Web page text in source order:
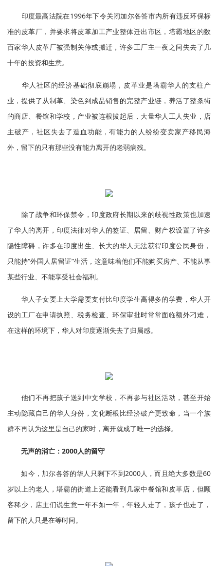
印度最高法院在1996年下令关闭加尔各答市内所有违反环保标
准的皮革厂，并要求将皮革加工产业整体迁出市区，塔霸地区的数
百家华人皮革厂被强制关停或搬迁，许多工厂主一夜之间失去了几
十年的投资和生意。
华人社区的经济基础彻底崩塌，皮革业是塔霸华人的支柱产
业，提供了从制革、染色到成品销售的完整产业链，养活了整条街
的商店、餐馆和学校，产业被连根拔起后，大量华人工人失业，店
主破产，社区失去了造血功能，有能力的人纷纷变卖家产移民海
外，留下的只有那些没有能力离开的老弱病残。
除了战争和环保禁令，印度政府长期以来的歧视性政策也加速
了华人的离开，印度法律对华人的签证、居留、财产权设置了许多
隐性障碍，许多在印度出生、长大的华人无法获得印度公民身份，
只能持“外国人居留证”生活，这意味着他们不能购买房产、不能从事
某些行业、不能享受社会福利。
华人子女要上大学需要支付比印度学生高得多的学费，华人开
设的工厂在申请执照、税务检查、环保审批时常常面临额外刁难，
在这样的环境下，华人对印度逐渐失去了归属感。
他们不再把孩子送到中文学校，不再参与社区活动，甚至开始
主动隐藏自己的华人身份，文化断根比经济破产更致命，当一个族
群不再认为这里是自己的家时，离开就成了唯一的选择。
无声的消亡：2000人的留守
如今，加尔各答的华人只剩下不到2000人，而且绝大多数是60
岁以上的老人，塔霸的街道上还能看到几家中餐馆和皮革店，但顾
客稀少，店主们说生意一年不如一年，年轻人走了，孩子也走了，
留下的人只是在等时间。